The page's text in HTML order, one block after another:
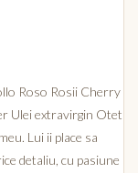
Roso Rosii Cherry
Ulei extravirgin Otet
Lui ii place sa
detaliu, cu pasiune